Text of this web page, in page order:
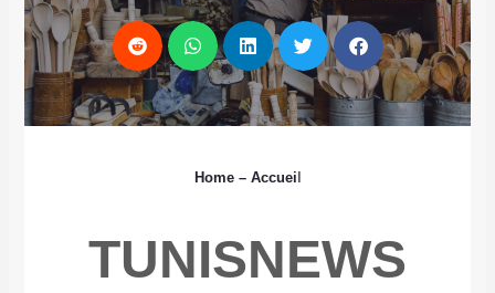
Home– Accuei
TUNISNEWS